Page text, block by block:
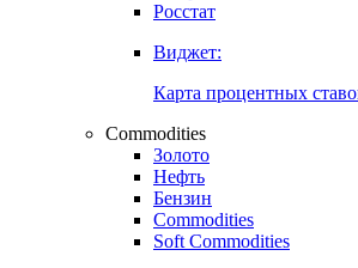
Страницы стран
Росстат
Виджет:
Карта процентных ставок
Commodities
Золото